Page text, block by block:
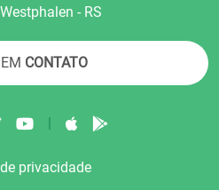
- RS
CONTATO
|
privacidade